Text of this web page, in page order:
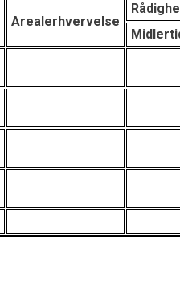
Arealerhvervelse